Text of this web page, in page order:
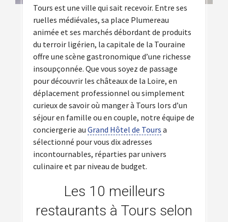
Tours est une ville qui sait recevoir. Entre ses
ruelles médiévales, sa place Plumereau
animée et ses marchés débordant de produits
du terroir ligérien, la capitale de la Touraine
offre une scène gastronomique d’une richesse
insoupçonnée. Que vous soyez de passage
pour découvrir les châteaux de la Loire, en
déplacement professionnel ou simplement
curieux de savoir où manger à Tours lors d’un
séjour en famille ou en couple, notre équipe de
conciergerie au Grand Hôtel de Tours a
sélectionné pour vous dix adresses
incontournables, réparties par univers
culinaire et par niveau de budget.
Les 10 meilleurs
restaurants à Tours selon